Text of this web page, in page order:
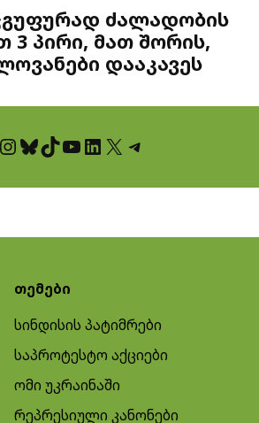
ძალადობის
პირი, მათ შორის,
დააკავეს
InstagramBluesky TikTok YouTube LinkedIn X Telegram
თემები
სინდისის პატიმრები
საპროტესტო აქციები
ომი უკრაინაში
რეპრესიული კანონები